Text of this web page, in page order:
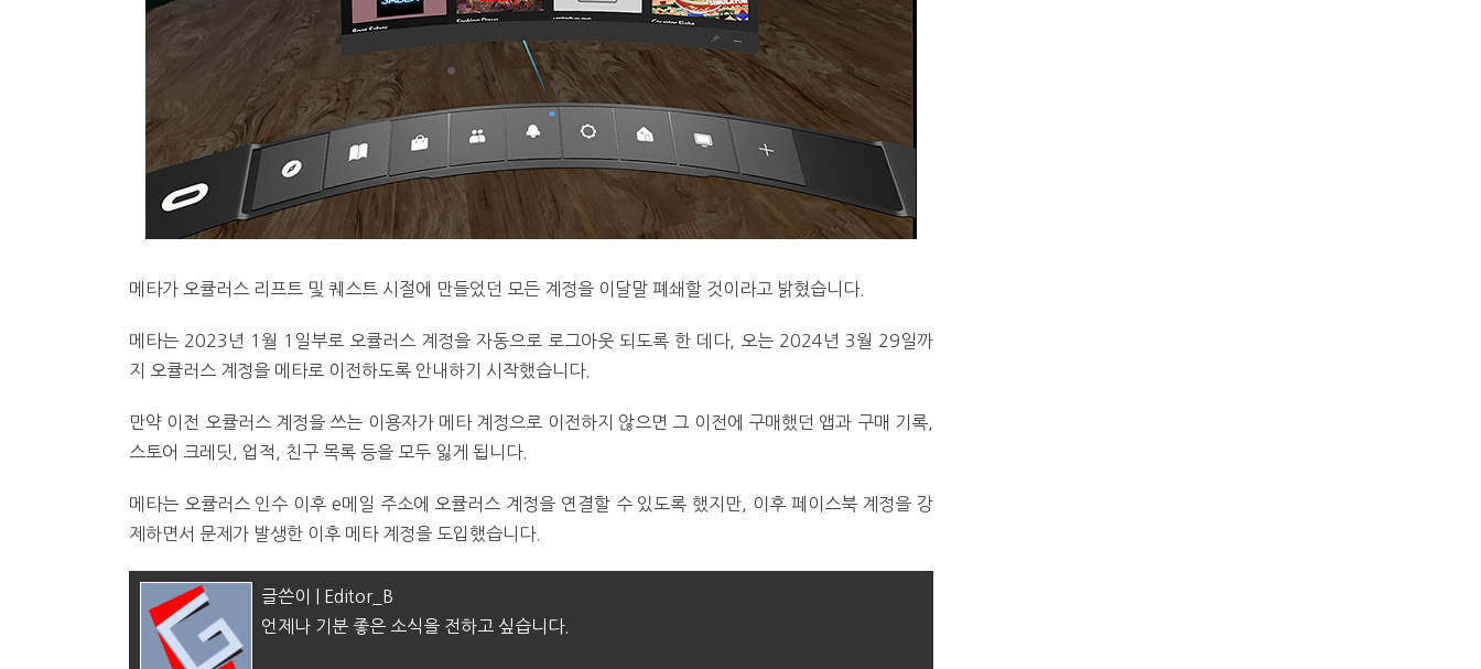
메타가 오큘러스 리프트 및 퀘스트 시절에 만들었던 모든 계정을 이달말 폐쇄할 것이라고 밝혔습니다.
메타는 2023년 1월 1일부로 오큘러스 계정을 자동으로 로그아웃 되도록 한 데다, 오는 2024년 3월 29일까
지 오큘러스 계정을 메타로 이전하도록 안내하기 시작했습니다.
만약 이전 오큘러스 계정을 쓰는 이용자가 메타 계정으로 이전하지 않으면 그 이전에 구매했던 앱과 구매 기록,
스토어 크레딧, 업적, 친구 목록 등을 모두 잃게 됩니다.
메타는 오큘러스 인수 이후 e메일 주소에 오큘러스 계정을 연결할 수 있도록 했지만, 이후 페이스북 계정을 강
제하면서 문제가 발생한 이후 메타 계정을 도입했습니다.
글쓴이 | Editor_B
언제나 기분 좋은 소식을 전하고 싶습니다.